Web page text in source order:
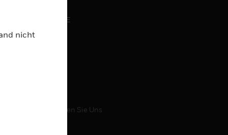
KARRIERE
Karriere
Kontaktieren Sie Uns
nicht